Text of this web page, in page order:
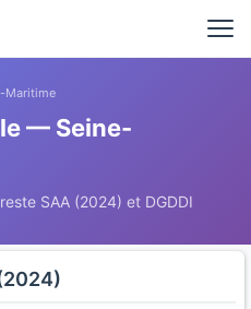
Maritime
— Seine-
SAA (2024) et DGDDI